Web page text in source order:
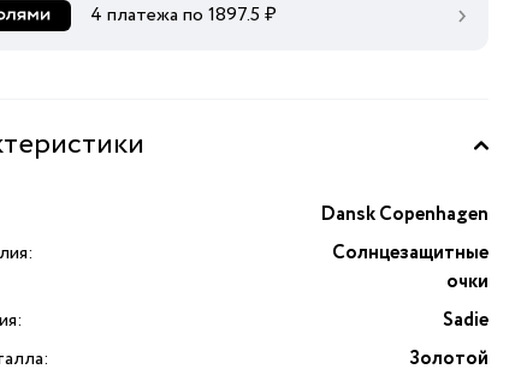
4 платежа по 1897.5 ₽
Dansk Copenhagen
Солнцезащитные
очки
Sadie
Золотой